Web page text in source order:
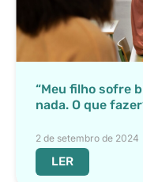
“Meu filho sofre
nada. O que
2 de setembro de 2024
LER